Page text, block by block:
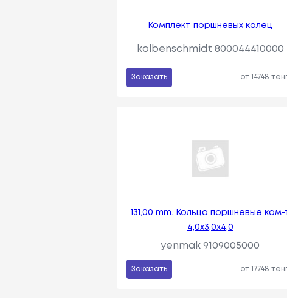
Комплект поршневых колец
kolbenschmidt 800044410000
Заказать от 14748
131,00 mm. Кольца поршневые ком-
4,0x3,0x4,0
yenmak 9109005000
Заказать от 17748